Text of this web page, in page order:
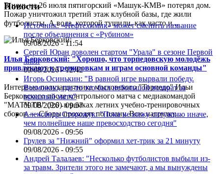
В ночь на 26 июля пятигорский «Машук-КМВ» потерял дом.
Пожар уничтожил третий этаж клубной базы, где жили
футболисты. А вода, которой тушили, как часто и...
Илья Берковский: "Хорошо, что торпедовскую молодёжь
привлекают к тренировкам и играм основной команды"
Интервью полузащитника московского "Торпедо" Ильи
Берковского после контрольного матча с медиакомандой
"МАТЧ ТВ" (9:0) в рамках летних учебно-тренировочных
сборов.— Сборы проходят по плану. Всю нагрузку,...
Новости
Источник: «Нефтехимик» может сменить название
после объединения с «Рубином»
09/08/2026 - 11:54
Сергей Юран доволен стартом "Урала" в сезоне Первой
лиги
09/08/2026 - 12:42
Игорь Осинькин: "В равной игре вырвали победу.
Возможно, где-то это был небольшой возврат за
прошлый матч"
09/08/2026 - 09:57
Александр Сторожук: "Пока не вижу ситуацию иначе,
чем полнейшее наше превосходство сегодня"
09/08/2026 - 09:56
Грулев за "Нижний" оформил хет-трик за 21 минуту
09/08/2026 - 09:55
Андрей Талалаев: "Несколько футболистов выбыли из-
за травм. Зрители этого не замечают, а мы вынуждены